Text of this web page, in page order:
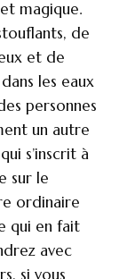
magique.
de
et de
les eaux
personnes
un autre
s’inscrit à
sur le
ordinaire
qui en fait
avec
si vous